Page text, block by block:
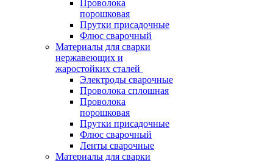
Проволока
порошковая
Прутки присадочные
Флюс сварочный
Материалы для сварки
нержавеющих и
жаростойких сталей
Электроды сварочные
Проволока сплошная
Проволока
порошковая
Прутки присадочные
Флюс сварочный
Ленты сварочные
Материалы для сварки